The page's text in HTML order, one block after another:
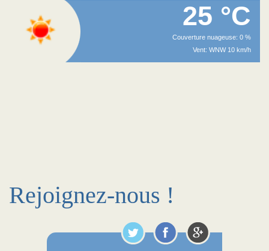
25 °C
Couverture nuageuse: 0 %
Vent: WNW 10 km/h
Rejoignez-nous !